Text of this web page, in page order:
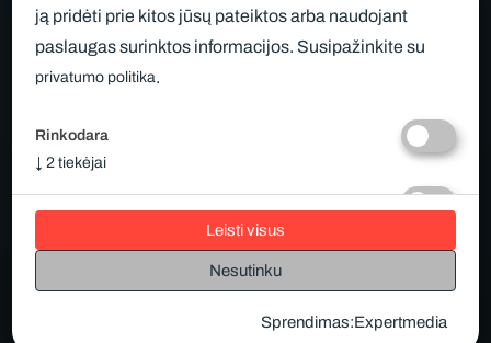
ir negali būti naudojamas kituose šaltiniuose be mūsų
leidimo ir be nuorodos į šaltinį.
FacebookInstagramYoutube
© 2026 Visos teisės saugomos.Privatumo politika
ją pridėti prie kitos jūsų pateiktos arba naudojant
paslaugas surinktos informacijos. Susipažinkite su
privatumo politika.
Rinkodara
↓ 2 tiekėjai
↓ 1 tiekėjas
Leisti visus
Nesutinku
Sprendimas:Expertmedia